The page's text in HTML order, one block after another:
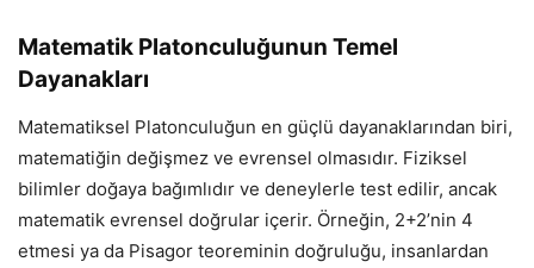
Matematik Platonculuğunun Temel
Dayanakları
Matematiksel Platonculuğun en güçlü dayanaklarından biri,
matematiğin değişmez ve evrensel olmasıdır. Fiziksel
bilimler doğaya bağımlıdır ve deneylerle test edilir, ancak
matematik evrensel doğrular içerir. Örneğin, 2+2’nin 4
etmesi ya da Pisagor teoreminin doğruluğu, insanlardan